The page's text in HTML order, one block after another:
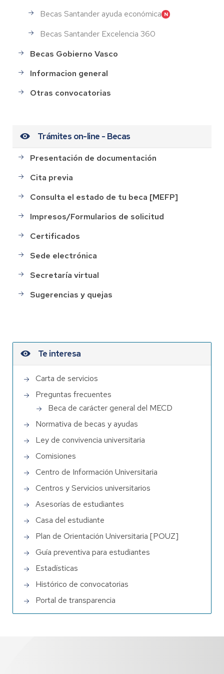
Becas Santander ayuda económica
Becas Santander Excelencia 360
Becas Gobierno Vasco
Informacion general
Otras convocatorias
Trámites on-line - Becas
Presentación de documentación
Cita previa
Consulta el estado de tu beca [MEFP]
Impresos/Formularios de solicitud
Certificados
Sede electrónica
Secretaría virtual
Sugerencias y quejas
Te interesa
Carta de servicios
Preguntas frecuentes
Beca de carácter general del MECD
Normativa de becas y ayudas
Ley de convivencia universitaria
Comisiones
Centro de Información Universitaria
Centros y Servicios universitarios
Asesorías de estudiantes
Casa del estudiante
Plan de Orientación Universitaria [POUZ]
Guía preventiva para estudiantes
Estadísticas
Histórico de convocatorias
Portal de transparencia